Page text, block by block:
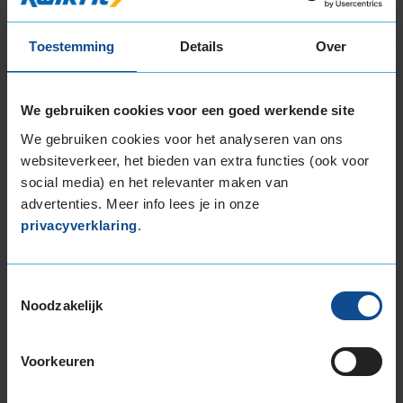
Toestemming Details Over
We gebruiken cookies voor een goed werkende site
We gebruiken cookies voor het analyseren van ons
websiteverkeer, het bieden van extra functies (ook voor
social media) en het relevanter maken van
advertenties. Meer info lees je in onze
privacyverklaring.
Noodzakelijk
Voorkeuren
Airco-onderhoud (koudemiddel R134A):
Airco Servicebeurt (airco vullen):
reinigen):€179
Airco-onderhoud (koudemiddel R1234yf -
Airco Servicebeurt (airco vullen):